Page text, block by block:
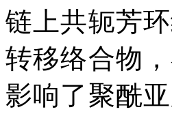
链上共轭芳
转移络合物
影响了聚酰